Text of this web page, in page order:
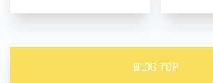
BLOG TOP